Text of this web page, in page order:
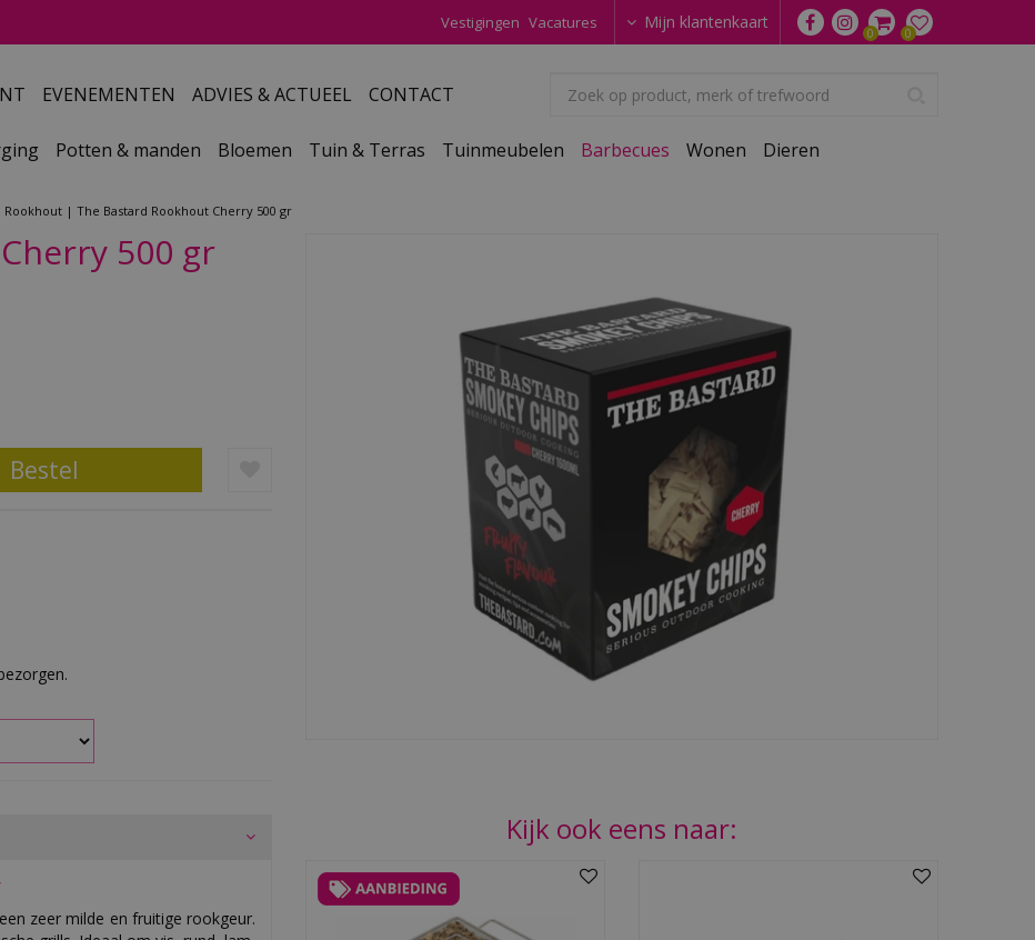
Rookhout The Bastard Rookhout Cherry 500 gr
Vestigingen Vacatures Mijn klantenkaart
EVENEMENTEN ADVIES & ACTUEEL CONTACT
Potten & manden Bloemen Tuin & Terras Tuinmeubelen Barbecues Wonen Dieren
500 gr
zeer milde en fruitige rookgeur.
Kijk ook eens naar: